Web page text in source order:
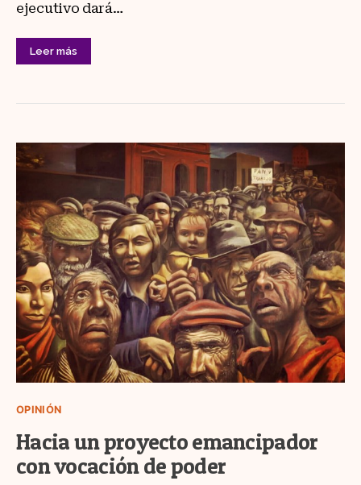
ejecutivo dará…
Leer más
OPINIÓN
Hacia un proyecto emancipador
con vocación de poder